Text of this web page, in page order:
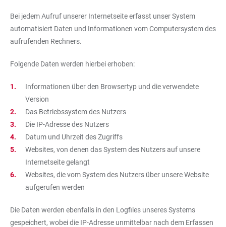
Bei jedem Aufruf unserer Internetseite erfasst unser System
automatisiert Daten und Informationen vom Computersystem des
aufrufenden Rechners.
Folgende Daten werden hierbei erhoben:
Informationen über den Browsertyp und die verwendete
Version
Das Betriebssystem des Nutzers
Die IP-Adresse des Nutzers
Datum und Uhrzeit des Zugriffs
Websites, von denen das System des Nutzers auf unsere
Internetseite gelangt
Websites, die vom System des Nutzers über unsere Website
aufgerufen werden
Die Daten werden ebenfalls in den Logfiles unseres Systems
gespeichert, wobei die IP-Adresse unmittelbar nach dem Erfassen